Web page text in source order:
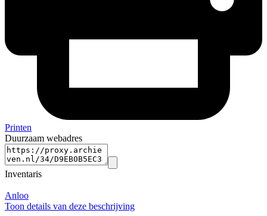
Printen
Duurzaam webadres
Inventaris
Anloo
Toon details van deze beschrijving